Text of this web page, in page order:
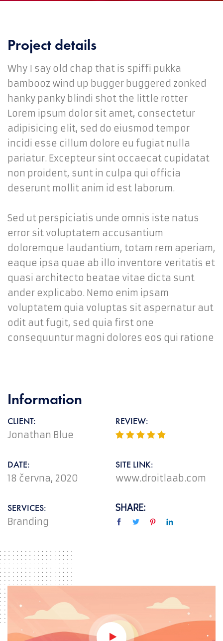
Project details
Why I say old chap that is spiffi pukka
bambooz wind up bugger buggered zonked
hanky panky blindi shot the little rotter
Lorem ipsum dolor sit amet, consectetur
adipisicing elit, sed do eiusmod tempor
incidi esse cillum dolore eu fugiat nulla
pariatur. Excepteur sint occaecat cupidatat
non proident, sunt in culpa qui officia
deserunt mollit anim id est laborum.
Sed ut perspiciatis unde omnis iste natus
error sit voluptatem accusantium
doloremque laudantium, totam rem aperiam,
eaque ipsa quae ab illo inventore veritatis et
quasi architecto beatae vitae dicta sunt
ander explicabo. Nemo enim ipsam
voluptatem quia voluptas sit aspernatur aut
odit aut fugit, sed quia first one
consequuntur magni dolores eos qui ratione
Information
CLIENT:
Jonathan Blue
REVIEW:
DATE:
18 června, 2020
SITE LINK:
www.droitlaab.com
SERVICES:
Branding
SHARE: